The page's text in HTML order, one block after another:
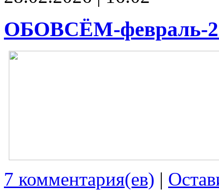
ОБОВСЁМ-февраль-
7 комментария(ев) |